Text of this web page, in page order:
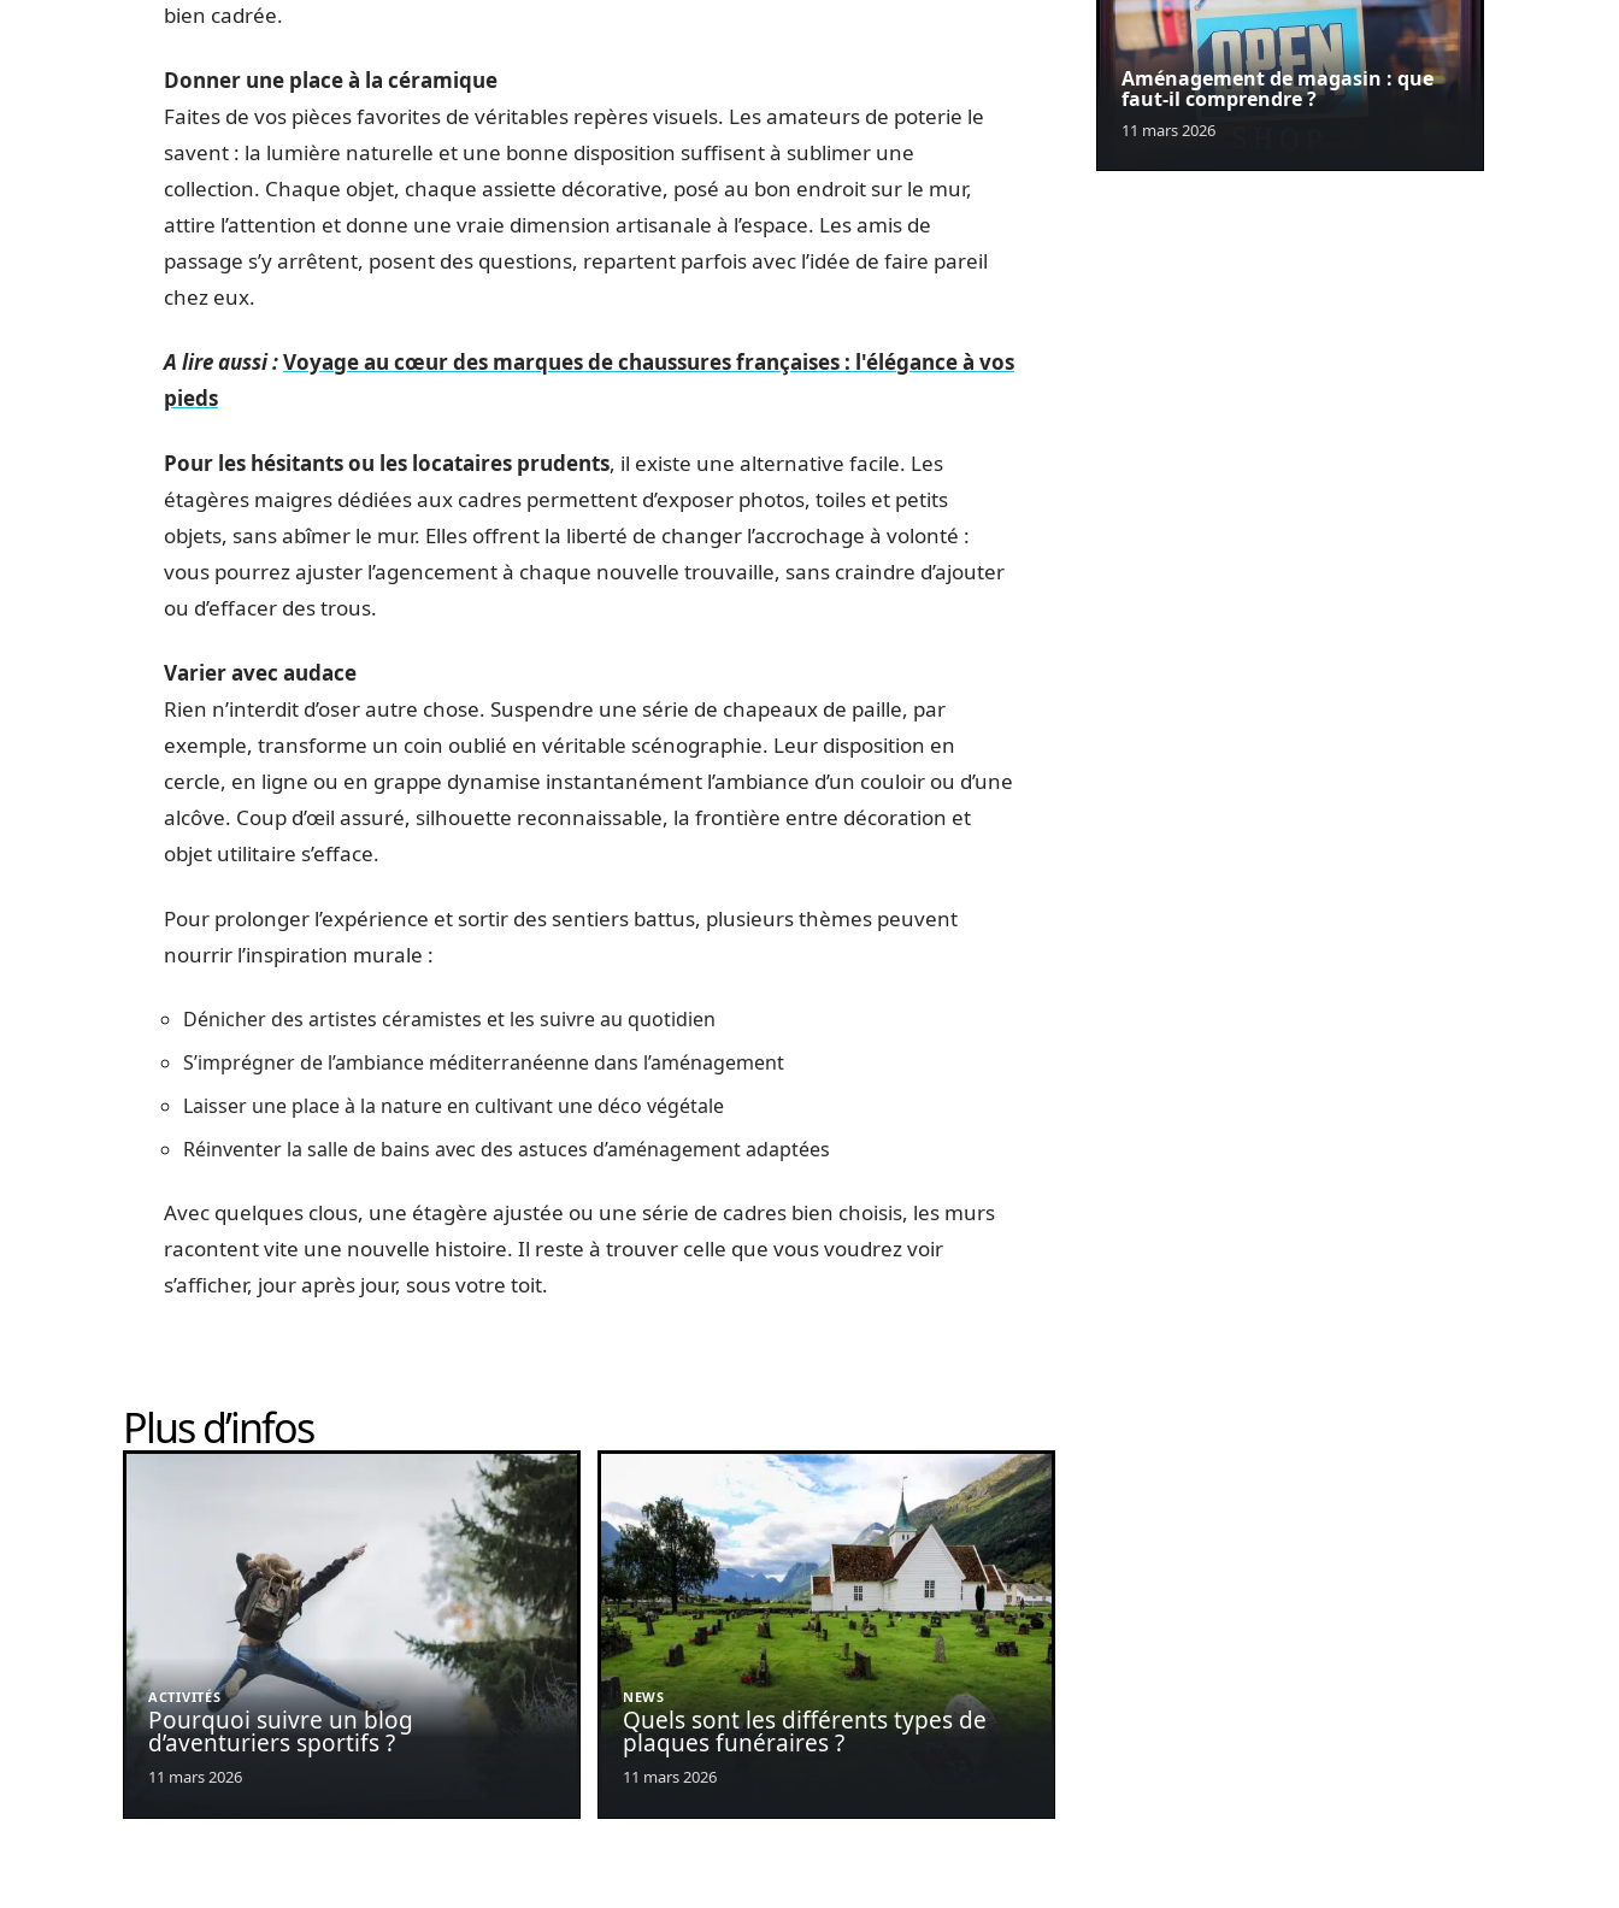
bien cadrée.
Donner une place à la céramique
Faites de vos pièces favorites de véritables repères visuels. Les amateurs de poterie le
savent : la lumière naturelle et une bonne disposition suffisent à sublimer une
collection. Chaque objet, chaque assiette décorative, posé au bon endroit sur le mur,
attire l’attention et donne une vraie dimension artisanale à l’espace. Les amis de
passage s’y arrêtent, posent des questions, repartent parfois avec l’idée de faire pareil
chez eux.
A lire aussi :Voyage au cœur des marques de chaussures françaises : l'élégance à vos
pieds
Pour les hésitants ou les locataires prudents, il existe une alternative facile. Les
étagères maigres dédiées aux cadres permettent d’exposer photos, toiles et petits
objets, sans abîmer le mur. Elles offrent la liberté de changer l’accrochage à volonté :
vous pourrez ajuster l’agencement à chaque nouvelle trouvaille, sans craindre d’ajouter
ou d’effacer des trous.
Varier avec audace
Rien n’interdit d’oser autre chose. Suspendre une série de chapeaux de paille, par
exemple, transforme un coin oublié en véritable scénographie. Leur disposition en
cercle, en ligne ou en grappe dynamise instantanément l’ambiance d’un couloir ou d’une
alcôve. Coup d’œil assuré, silhouette reconnaissable, la frontière entre décoration et
objet utilitaire s’efface.
Pour prolonger l’expérience et sortir des sentiers battus, plusieurs thèmes peuvent
nourrir l’inspiration murale :
Dénicher des artistes céramistes et les suivre au quotidien
S’imprégner de l’ambiance méditerranéenne dans l’aménagement
Laisser une place à la nature en cultivant une déco végétale
Réinventer la salle de bains avec des astuces d’aménagement adaptées
Avec quelques clous, une étagère ajustée ou une série de cadres bien choisis, les murs
racontent vite une nouvelle histoire. Il reste à trouver celle que vous voudrez voir
s’afficher, jour après jour, sous votre toit.
Plus d’infos
ACTIVITÉS
Pourquoi suivre un blog
d’aventuriers sportifs ?
11 mars 2026
NEWS
Quels sont les différents types de
plaques funéraires ?
11 mars 2026
Aménagement de magasin : que
faut-il comprendre ?
11 mars 2026